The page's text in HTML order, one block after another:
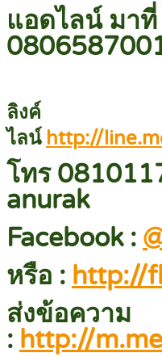
แอดไลน์ มาที่
ลิงค์
ไลน์ http://
โทร
anurak
Facebook :
หรือ : http://
ส่งข้อความ
: http://